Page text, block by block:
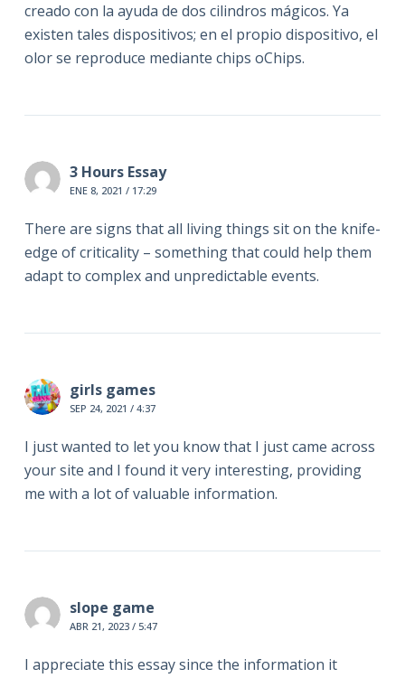
creado con la ayuda de dos cilindros mágicos. Ya
existen tales dispositivos; en el propio dispositivo, el
olor se reproduce mediante chips oChips.
3 Hours Essay
ENE 8, 2021 / 17:29
There are signs that all living things sit on the knife-
edge of criticality – something that could help them
adapt to complex and unpredictable events.
girls games
SEP 24, 2021 / 4:37
I just wanted to let you know that I just came across
your site and I found it very interesting, providing
me with a lot of valuable information.
slope game
ABR 21, 2023 / 5:47
I appreciate this essay since the information it